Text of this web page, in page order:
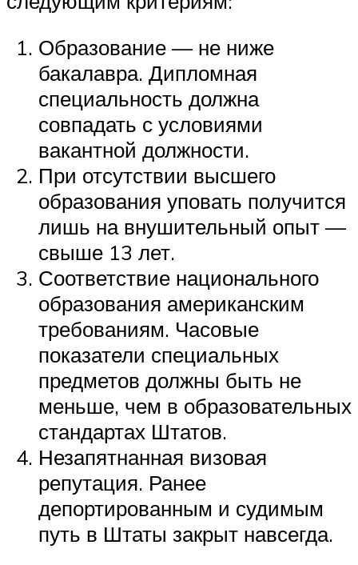
Образование — не ниже
бакалавра. Дипломная
специальность должна
совпадать с условиями
вакантной должности.
При отсутствии высшего
образования уповать получится
лишь на внушительный опыт —
свыше 13 лет.
Соответствие национального
образования американским
требованиям. Часовые
показатели специальных
предметов должны быть не
меньше, чем в образовательных
стандартах Штатов.
Незапятнанная визовая
репутация. Ранее
депортированным и судимым
путь в Штаты закрыт навсегда.